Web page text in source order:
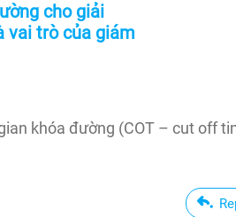
cho giải
vai trò của giám
khóa đường (COT – cut off